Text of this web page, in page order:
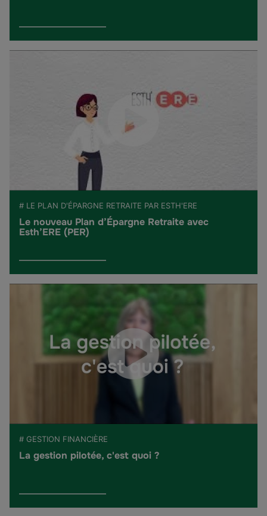
# LE PLAN D'ÉPARGNE RETRAITE PAR ESTH'ERE
Le nouveau Plan d’Épargne Retraite avec
Esth’ERE (PER)
# GESTION FINANCIÈRE
La gestion pilotée, c'est quoi ?